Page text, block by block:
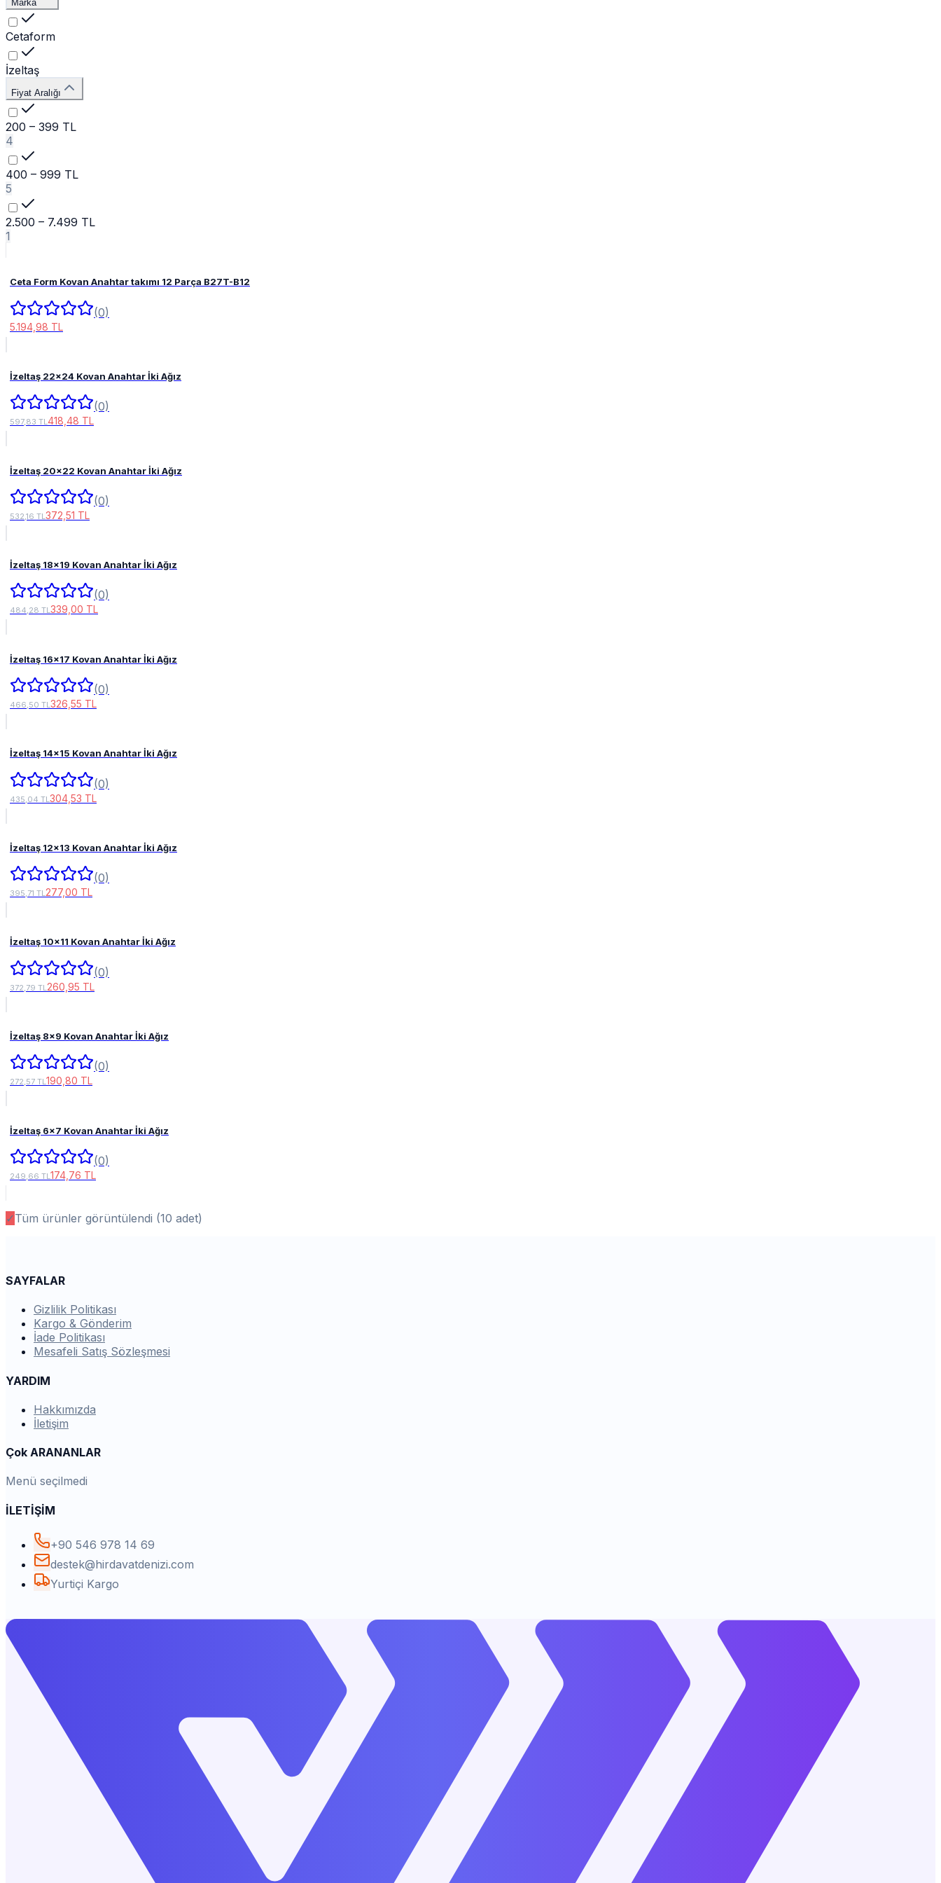
Marka
Cetaform
İzeltaş
Fiyat Aralığı
200 – 399 TL
4
400 – 999 TL
5
2.500 – 7.499 TL
1
Ceta Form Kovan Anahtar takımı 12 Parça B27T-B12
(0)
5.194,98 TL
İzeltaş 22x24 Kovan Anahtar İki Ağız
(0)
597,83 TL418,48 TL
İzeltaş 20x22 Kovan Anahtar İki Ağız
(0)
532,16 TL372,51 TL
İzeltaş 18x19 Kovan Anahtar İki Ağız
(0)
484,28 TL339,00 TL
İzeltaş 16x17 Kovan Anahtar İki Ağız
(0)
466,50 TL326,55 TL
İzeltaş 14x15 Kovan Anahtar İki Ağız
(0)
435,04 TL 304,53 TL
İzeltaş 12x13 Kovan Anahtar İki Ağız
(0)
395,71 TL277,00 TL
İzeltaş 10x11 Kovan Anahtar İki Ağız
(0)
372,79 TL 260,95 TL
İzeltaş 8x9 Kovan Anahtar İki Ağız
(0)
272,57 TL190,80 TL
İzeltaş 6x7 Kovan Anahtar İki Ağız
(0)
249,66 TL 174,76 TL
✓Tüm ürünler görüntülendi (10 adet)
SAYFALAR
Gizlilik Politikası
Kargo & Gönderim
İade Politikası
Mesafeli Satış Sözleşmesi
YARDIM
Hakkımızda
İletişim
Çok ARANANLAR
Menü seçilmedi
İLETİŞİM
+90 546 978 14 69
destek@hirdavatdenizi.com
Yurtiçi Kargo